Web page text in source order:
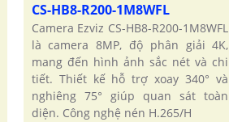
CS-HB8-R200-1M8WFL
Camera Ezviz CS-HB8-R200-1M8WFL
là camera 8MP, độ phân giải 4K,
mang đến hình ảnh sắc nét và chi
tiết. Thiết kế hỗ trợ xoay 340° và
nghiêng 75° giúp quan sát toàn
diện. Công nghệ nén H.265/H